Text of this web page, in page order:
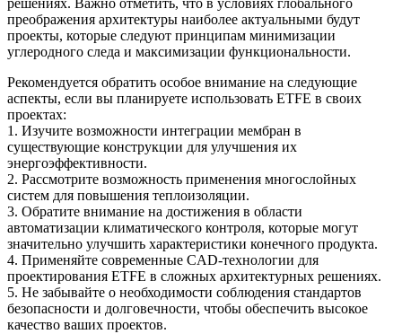
решениях. Важно отметить, что в условиях глобального
преображения архитектуры наиболее актуальными будут
проекты, которые следуют принципам минимизации
углеродного следа и максимизации функциональности.
Рекомендуется обратить особое внимание на следующие
аспекты, если вы планируете использовать ETFE в своих
проектах:
1. Изучите возможности интеграции мембран в
существующие конструкции для улучшения их
энергоэффективности.
2. Рассмотрите возможность применения многослойных
систем для повышения теплоизоляции.
3. Обратите внимание на достижения в области
автоматизации климатического контроля, которые могут
значительно улучшить характеристики конечного продукта.
4. Применяйте современные CAD-технологии для
проектирования ETFE в сложных архитектурных решениях.
5. Не забывайте о необходимости соблюдения стандартов
безопасности и долговечности, чтобы обеспечить высокое
качество ваших проектов.